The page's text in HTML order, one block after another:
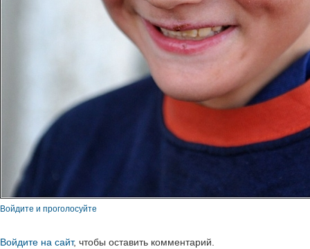
Войдите и проголосуйте
Войдите на сайт, чтобы оставить комментарий.